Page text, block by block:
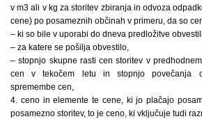
v m3 ali v kg za storitev zbiranja in odvoza
cene) po posameznih občinah v primeru, da so
– ki so bile v uporabi do dneva predložitve
– za katere se pošilja obvestilo,
– stopnjo skupne rasti cen storitev v
cen v tekočem letu in stopnjo povečanja
spremembe cen,
4. ceno in elemente te cene, ki jo plačajo
posamezno storitev, to je ceno, ki vključuje tudi